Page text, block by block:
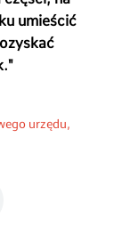
umieścić
urzędu,